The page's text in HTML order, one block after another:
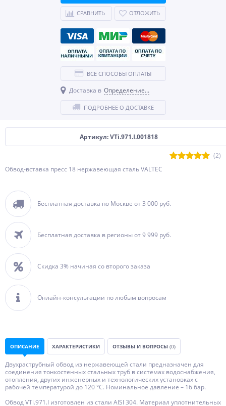
Артикул: VTi.971.I.001818
(2)
Обвод-вставка пресс 18 нержавеющая сталь VALTEC
Бесплатная доставка по Москве от 3 000 руб.
Бесплатная доставка в регионы от 9 999 руб.
Скидка 3% начиная со второго заказа
Онлайн-консультации по любым вопросам
СРАВНИТЬ ОТЛОЖИТЬ
ВСЕ СПОСОБЫ ОПЛАТЫ
Доставка в Определение...
ПОДРОБНЕЕ О ДОСТАВКЕ
ОПИСАНИЕ ХАРАКТЕРИСТИКИ ОТЗЫВЫ И ВОПРОСЫ (0)
Двухраструбный обвод из нержавеющей стали предназначен для
соединения тонкостенных стальных труб в системах водоснабжения,
отопления, других инженерных и технологических установках с
рабочей температурой до 120 °С. Номинальное давление – 16 бар.
Обвод VTi.971.l изготовлен из стали AISI 304. Материал уплотнительных